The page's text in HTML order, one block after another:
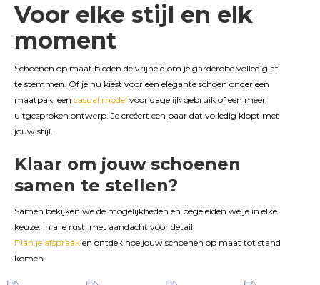
Voor elke stijl en elk
moment
Schoenen op maat bieden de vrijheid om je garderobe volledig af
te stemmen. Of je nu kiest voor een elegante schoen onder een
maatpak, een casual model voor dagelijk gebruik of een meer
uitgesproken ontwerp. Je creëert een paar dat volledig klopt met
jouw stijl.
Klaar om jouw schoenen
samen te stellen?
Samen bekijken we de mogelijkheden en begeleiden we je in elke
keuze. In alle rust, met aandacht voor detail.
Plan je afspraak en ontdek hoe jouw schoenen op maat tot stand
komen.